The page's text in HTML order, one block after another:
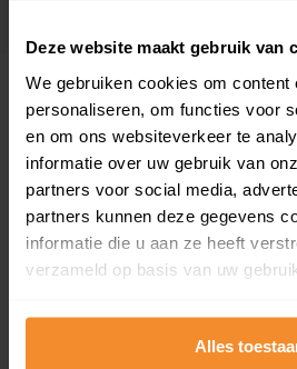
Deze website maakt gebruik van
We gebruiken cookies om content
personaliseren, om functies voor
en om ons websiteverkeer te
informatie over uw gebruik van
partners voor social media,
partners kunnen deze gegevens
informatie die u aan ze heeft
verzameld op basis van uw
Alles
Woningen
Koopwoningen